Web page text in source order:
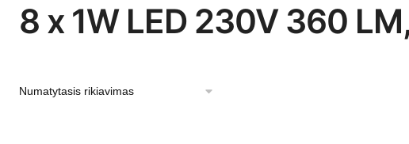
8 x 1W LED 230V 360